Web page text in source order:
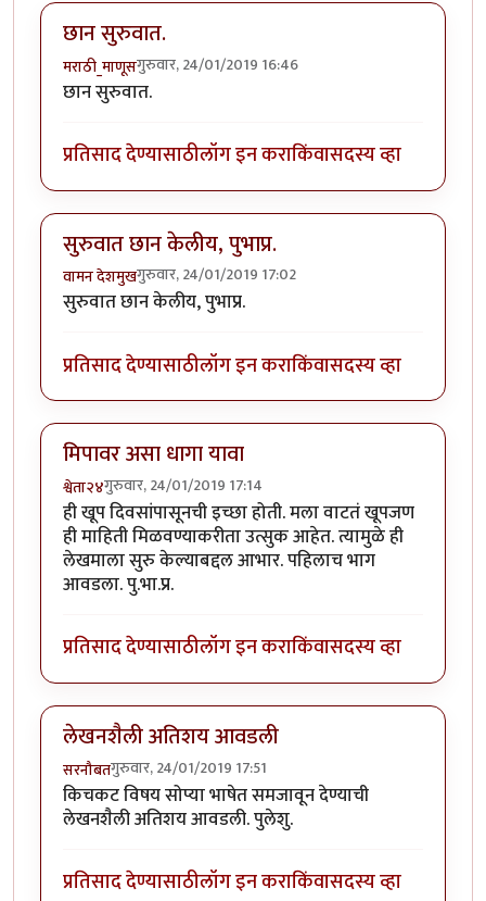
छान सुरुवात.
मराठी_माणूसगुरुवार, 24/01/2019 16:46
छान सुरुवात.
प्रतिसाद देण्यासाठीलॉग इन कराकिंवासदस्य व्हा
सुरुवात छान केलीय, पुभाप्र.
वामन देशमुखगुरुवार, 24/01/2019 17:02
सुरुवात छान केलीय, पुभाप्र.
प्रतिसाद देण्यासाठीलॉग इन कराकिंवासदस्य व्हा
मिपावर असा धागा यावा
श्वेता२४गुरुवार, 24/01/2019 17:14
ही खूप दिवसांपासूनची इच्छा होती. मला वाटतं खूपजण
ही माहिती मिळवण्याकरीता उत्सुक आहेत. त्यामुळे ही
लेखमाला सुरु केल्याबद्दल आभार. पहिलाच भाग
आवडला. पु.भा.प्र.
प्रतिसाद देण्यासाठीलॉग इन कराकिंवासदस्य व्हा
लेखनशैली अतिशय आवडली
सरनौबतगुरुवार, 24/01/2019 17:51
किचकट विषय सोप्या भाषेत समजावून देण्याची
लेखनशैली अतिशय आवडली. पुलेशु.
प्रतिसाद देण्यासाठीलॉग इन कराकिंवासदस्य व्हा